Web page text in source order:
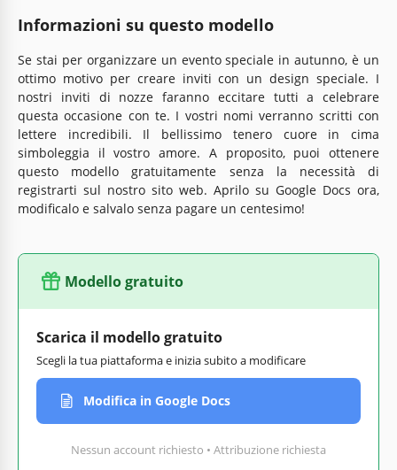
Informazioni su questo modello
Se stai per organizzare un evento speciale in autunno, è un
ottimo motivo per creare inviti con un design speciale. I
nostri inviti di nozze faranno eccitare tutti a celebrare
questa occasione con te. I vostri nomi verranno scritti con
lettere incredibili. Il bellissimo tenero cuore in cima
simboleggia il vostro amore. A proposito, puoi ottenere
questo modello gratuitamente senza la necessità di
registrarti sul nostro sito web. Aprilo su Google Docs ora,
modificalo e salvalo senza pagare un centesimo!
Modello gratuito
Scarica il modello gratuito
Scegli la tua piattaforma e inizia subito a modificare
Modifica in Google Docs
Nessun account richiesto • Attribuzione richiesta